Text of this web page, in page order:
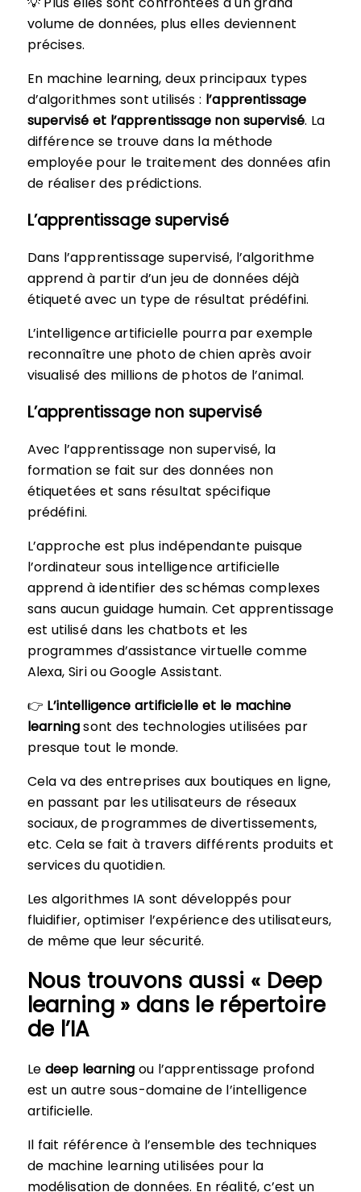
volume de données, plus elles deviennent
précises.
En machine learning, deux principaux types
d’algorithmes sont utilisés : l’apprentissage
supervisé et l’apprentissage non supervisé. La
différence se trouve dans la méthode
employée pour le traitement des données afin
de réaliser des prédictions.
L’apprentissage supervisé
Dans l’apprentissage supervisé, l’algorithme
apprend à partir d’un jeu de données déjà
étiqueté avec un type de résultat prédéfini.
L’intelligence artificielle pourra par exemple
reconnaître une photo de chien après avoir
visualisé des millions de photos de l’animal.
L’apprentissage non supervisé
Avec l’apprentissage non supervisé, la
formation se fait sur des données non
étiquetées et sans résultat spécifique
prédéfini.
L’approche est plus indépendante puisque
l’ordinateur sous intelligence artificielle
apprend à identifier des schémas complexes
sans aucun guidage humain. Cet apprentissage
est utilisé dans les chatbots et les
programmes d’assistance virtuelle comme
Alexa, Siri ou Google Assistant.
👉 L’intelligence artificielle et le machine
learningsont des technologies utilisées par
presque tout le monde.
Cela va des entreprises aux boutiques en ligne,
en passant par les utilisateurs de réseaux
sociaux, de programmes de divertissements,
etc. Cela se fait à travers différents produits et
services du quotidien.
Les algorithmes IA sont développés pour
fluidifier, optimiser l’expérience des utilisateurs,
de même que leur sécurité.
Nous trouvons aussi « Deep
learning » dans le répertoire
de l’IA
Le deep learning ou l’apprentissage profond
est un autre sous-domaine de l’intelligence
artificielle.
Il fait référence à l’ensemble des techniques
de machine learning utilisées pour la
modélisation de données. En réalité, c’est un